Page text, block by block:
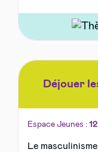
Déjouer
Espace Jeunes :
Le